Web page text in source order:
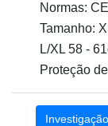
Normas:
Tamanho:
L/XL 58 -
Proteção
Investigação